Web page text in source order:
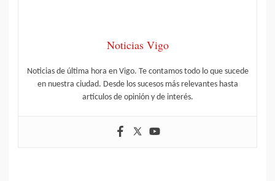
Noticias Vigo
Noticias de última hora en Vigo. Te contamos todo lo que sucede
en nuestra ciudad. Desde los sucesos más relevantes hasta
artículos de opinión y de interés.